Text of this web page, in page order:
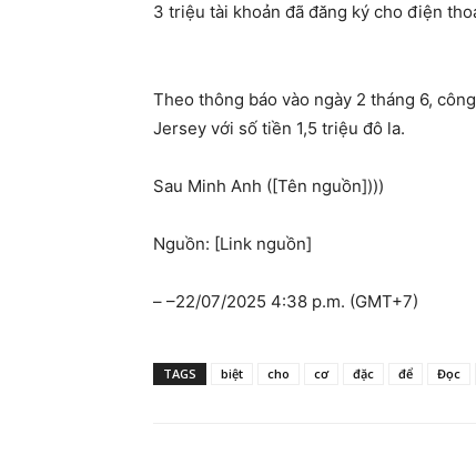
3 triệu tài khoản đã đăng ký cho điện
Theo thông báo vào ngày 2 tháng 6,
Jersey với số tiền 1,5 triệu đô la.
Sau Minh Anh ([Tên nguồn])))
Nguồn: [Link nguồn]
– –22/07/2025 4:38 p.m. (GMT+7)
TAGS biệt cho cơ đặc để Đọc